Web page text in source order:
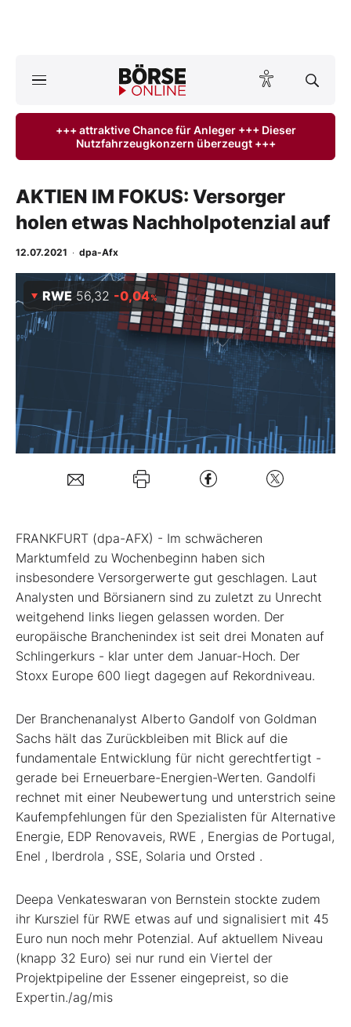
Anlageprodukte
Finanz-Check
Abo & Shop
Experten
Folgen Sie uns
+++ attraktive Chance für Anleger +++ Dieser
Nutzfahrzeugkonzern überzeugt +++
AKTIEN IM FOKUS: Versorger
holen etwas Nachholpotenzial auf
12.07.2021 · dpa-Afx
RWE 56,32 -0,04%
FRANKFURT (dpa-AFX) - Im schwächeren
Marktumfeld zu Wochenbeginn haben sich
insbesondere Versorgerwerte gut geschlagen. Laut
Analysten und Börsianern sind zu zuletzt zu Unrecht
weitgehend links liegen gelassen worden. Der
europäische Branchenindex ist seit drei Monaten auf
Schlingerkurs - klar unter dem Januar-Hoch. Der
Stoxx Europe 600 liegt dagegen auf Rekordniveau.
Der Branchenanalyst Alberto Gandolf von Goldman
Sachs hält das Zurückbleiben mit Blick auf die
fundamentale Entwicklung für nicht gerechtfertigt -
gerade bei Erneuerbare-Energien-Werten. Gandolfi
rechnet mit einer Neubewertung und unterstrich seine
Kaufempfehlungen für den Spezialisten für Alternative
Energie, EDP Renovaveis, RWE , Energias de Portugal,
Enel , Iberdrola , SSE, Solaria und Orsted .
Deepa Venkateswaran von Bernstein stockte zudem
ihr Kursziel für RWE etwas auf und signalisiert mit 45
Euro nun noch mehr Potenzial. Auf aktuellem Niveau
(knapp 32 Euro) sei nur rund ein Viertel der
Projektpipeline der Essener eingepreist, so die
Expertin./ag/mis